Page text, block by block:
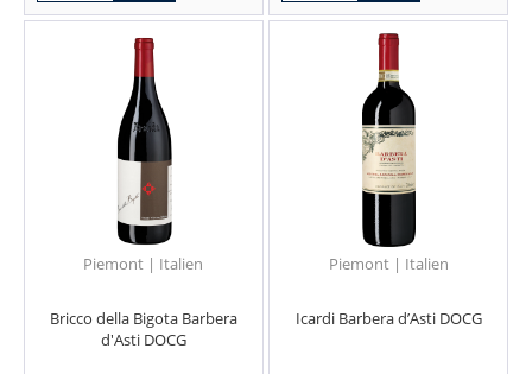
Piemont | Italien
Bricco della Bigota Barbera
d'Asti DOCG
Piemont | Italien
Icardi Barbera d’Asti DOCG